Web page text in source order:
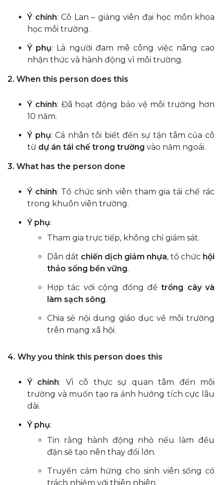
Ý chính: Cô Lan – giảng viên đại học môn khoa
học môi trường.
Ý phụ: Là người đam mê công việc nâng cao
nhận thức và hành động vì môi trường.
2. When this person does this
Ý chính: Đã hoạt động bảo vệ môi trường hơn
10 năm.
Ý phụ: Cá nhân tôi biết đến sự tận tâm của cô
từ dự án tái chế trong trường vào năm ngoái.
3. What has the person done
Ý chính: Tổ chức sinh viên tham gia tái chế rác
trong khuôn viên trường.
Ý phụ:
Tham gia trực tiếp, không chỉ giám sát.
Dẫn dắt chiến dịch giảm nhựa, tổ chức hội
thảo sống bền vững.
Hợp tác với cộng đồng đểtrồng cây và
làm sạch sông.
Chia sẻ nội dung giáo dục về môi trường
trên mạng xã hội.
4. Why you think this person does this
Ý chính: Vì cô thực sự quan tâm đến môi
trường và muốn tạo ra ảnh hưởng tích cực lâu
dài.
Ý phụ:
Tin rằng hành động nhỏ nếu làm đều
đặn sẽ tạo nên thay đổi lớn.
Truyền cảm hứng cho sinh viên sống có
trách nhiệm với thiên nhiên.